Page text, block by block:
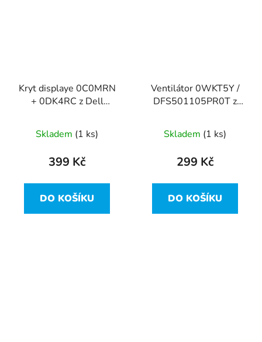
Kryt displaye 0C0MRN
+ 0DK4RC z Dell
Skladem (1 ks)
399 Kč
DO KOŠÍKU
Ventilátor 0WKT5Y /
DFS501105PR0T z
Skladem (1 ks)
299 Kč
DO KOŠÍKU